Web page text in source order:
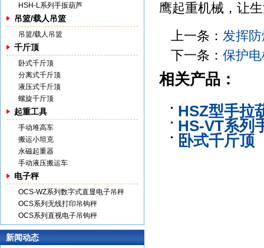
HSH-L系列手扳葫芦
吊篮/载人吊篮
吊篮/载人吊篮
千斤顶
卧式千斤顶
分离式千斤顶
液压式千斤顶
螺旋千斤顶
起重工具
手动堆高车
搬运小坦克
永磁起重器
手动液压搬运车
电子秤
OCS-WZ系列数字式直显电子吊秤
OCS系列无线打印吊钩秤
OCS系列直视电子吊钩秤
新闻动态
鹰起重机械，让
上一条： 发挥
下一条： 保护
相关产品：
HSZ型手拉
HS-VT系列
卧式千斤顶